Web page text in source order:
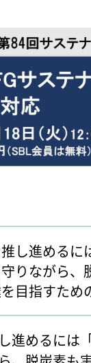
し進める
りながら
目指すため
進めるには